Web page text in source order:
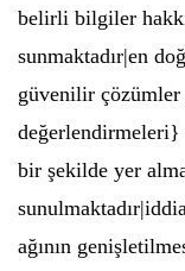
belirli bilgiler
sunmaktadır|en
güvenilir
bir şekilde yer
ağının